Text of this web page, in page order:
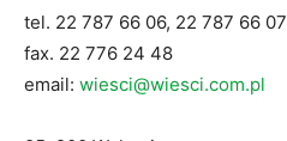
tel. 22 787 66 06, 22 787 66 07
fax. 22 776 24 48
email: wiesci@wiesci.com.pl